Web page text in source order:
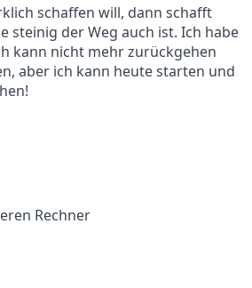
schaffen will, dann schafft
steinig der Weg auch ist. Ich habe
kann nicht mehr zurückgehen
aber ich kann heute starten und
Rechner